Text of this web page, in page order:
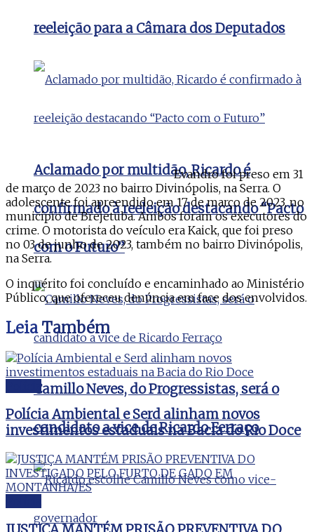
reeleição para a Câmara dos Deputados
Aclamado por multidão, Ricardo é
confirmado à reeleição destacando “Pacto
com o Futuro”
Camillo Neves, do Progressistas, será o
candidato a vice de Ricardo Ferraço
Evandro foi preso em 31
de março de 2023 no bairro Divinópolis, na Serra. O
adolescente foi apreendido em 17 de março de 2023, no
município de Brejetuba. Ambos foram os executores do
crime. O motorista do veículo era Kaick, que foi preso
no 03 de junho de 2023, também no bairro Divinópolis,
na Serra.
O inquérito foi concluído e encaminhado ao Ministério
Público, que ofereceu denúncia em face dos envolvidos.
LeiaTambém
Polícia Ambiental e Serd alinham novos
investimentos estaduais na Bacia do Rio Doce